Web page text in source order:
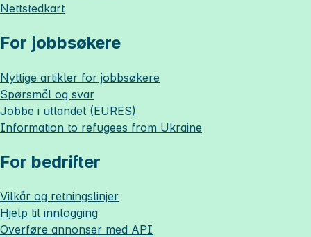
Nettstedkart
For jobbsøkere
Nyttige artikler for jobbsøkere
Spørsmål og svar
Jobbe i utlandet (EURES)
Information to refugees from Ukraine
For bedrifter
Vilkår og retningslinjer
Hjelp til innlogging
Overføre annonser med API